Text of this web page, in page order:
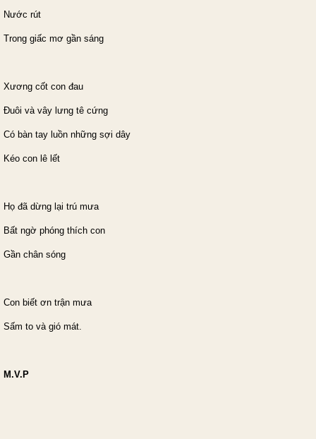
Nước rút
Trong giấc mơ gần sáng
Xương cốt con đau
Đuôi và vây lưng tê cứng
Có bàn tay luồn những sợi dây
Kéo con lê lết
Họ đã dừng lại trú mưa
Bất ngờ phóng thích con
Gần chân sóng
Con biết ơn trận mưa
Sấm to và gió mát.
M.V.P